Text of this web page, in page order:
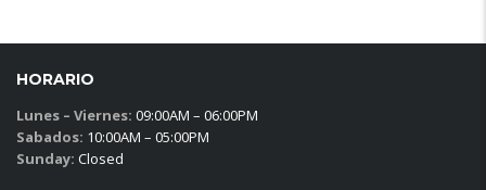
HORARIO
Lunes – Viernes: 09:00AM – 06:00PM
Sabados: 10:00AM – 05:00PM
Sunday: Closed